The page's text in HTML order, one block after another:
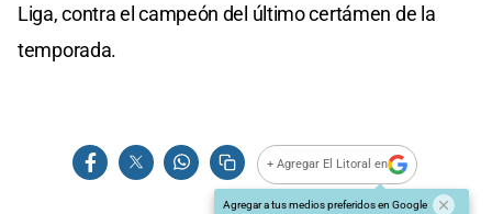
Liga, contra el campeón del último certámen de la
temporada.
+ Agregar El Litoral en
Agregar a tus medios preferidos en Google